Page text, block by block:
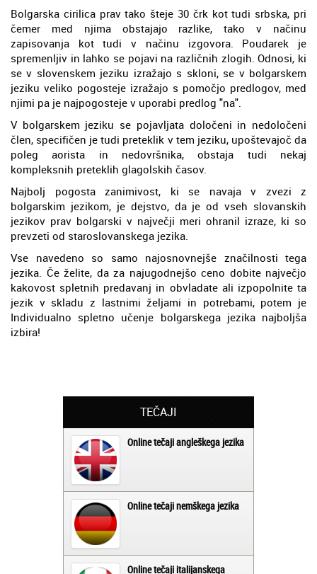
Bolgarska cirilica prav tako šteje 30 črk kot tudi srbska, pri
čemer med njima obstajajo razlike, tako v načinu
zapisovanja kot tudi v načinu izgovora. Poudarek je
spremenljiv in lahko se pojavi na različnih zlogih. Odnosi, ki
se v slovenskem jeziku izražajo s skloni, se v bolgarskem
jeziku veliko pogosteje izražajo s pomočjo predlogov, med
njimi pa je najpogosteje v uporabi predlog "na".
V bolgarskem jeziku se pojavljata določeni in nedoločeni
člen, specifičen je tudi preteklik v tem jeziku, upoštevajoč da
poleg aorista in nedovršnika, obstaja tudi nekaj
kompleksnih preteklih glagolskih časov.
Najbolj pogosta zanimivost, ki se navaja v zvezi z
bolgarskim jezikom, je dejstvo, da je od vseh slovanskih
jezikov prav bolgarski v največji meri ohranil izraze, ki so
prevzeti od staroslovanskega jezika.
Vse navedeno so samo najosnovnejše značilnosti tega
jezika. Če želite, da za najugodnejšo ceno dobite največjo
kakovost spletnih predavanj in obvladate ali izpopolnite ta
jezik v skladu z lastnimi željami in potrebami, potem je
Individualno spletno učenje bolgarskega jezika najboljša
izbira!
TEČAJI
Online tečaji angleškega jezika
Online tečaji nemškega jezika
Online tečaji italijanskega